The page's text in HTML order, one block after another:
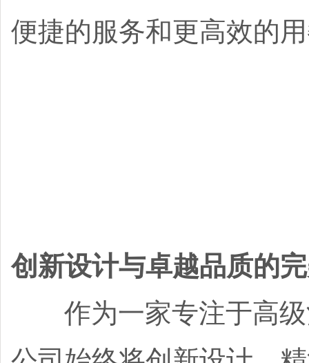
便捷的服务和更高效的
创新设计与卓越品质的
作为一家专注于高级